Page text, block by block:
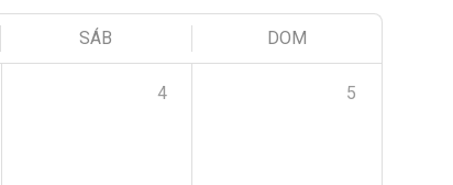
SÁB DOM
4 5